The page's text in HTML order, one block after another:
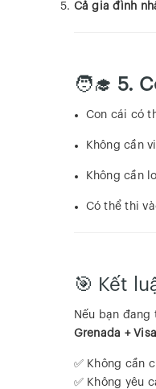
Cả gia đình
🧑‍🎓 5.
Con cái có
Không cần
Không cần
Có thể thi
🎯 Kết
Nếu bạn đang
Grenada +
✅ Không cần
✅ Không yêu